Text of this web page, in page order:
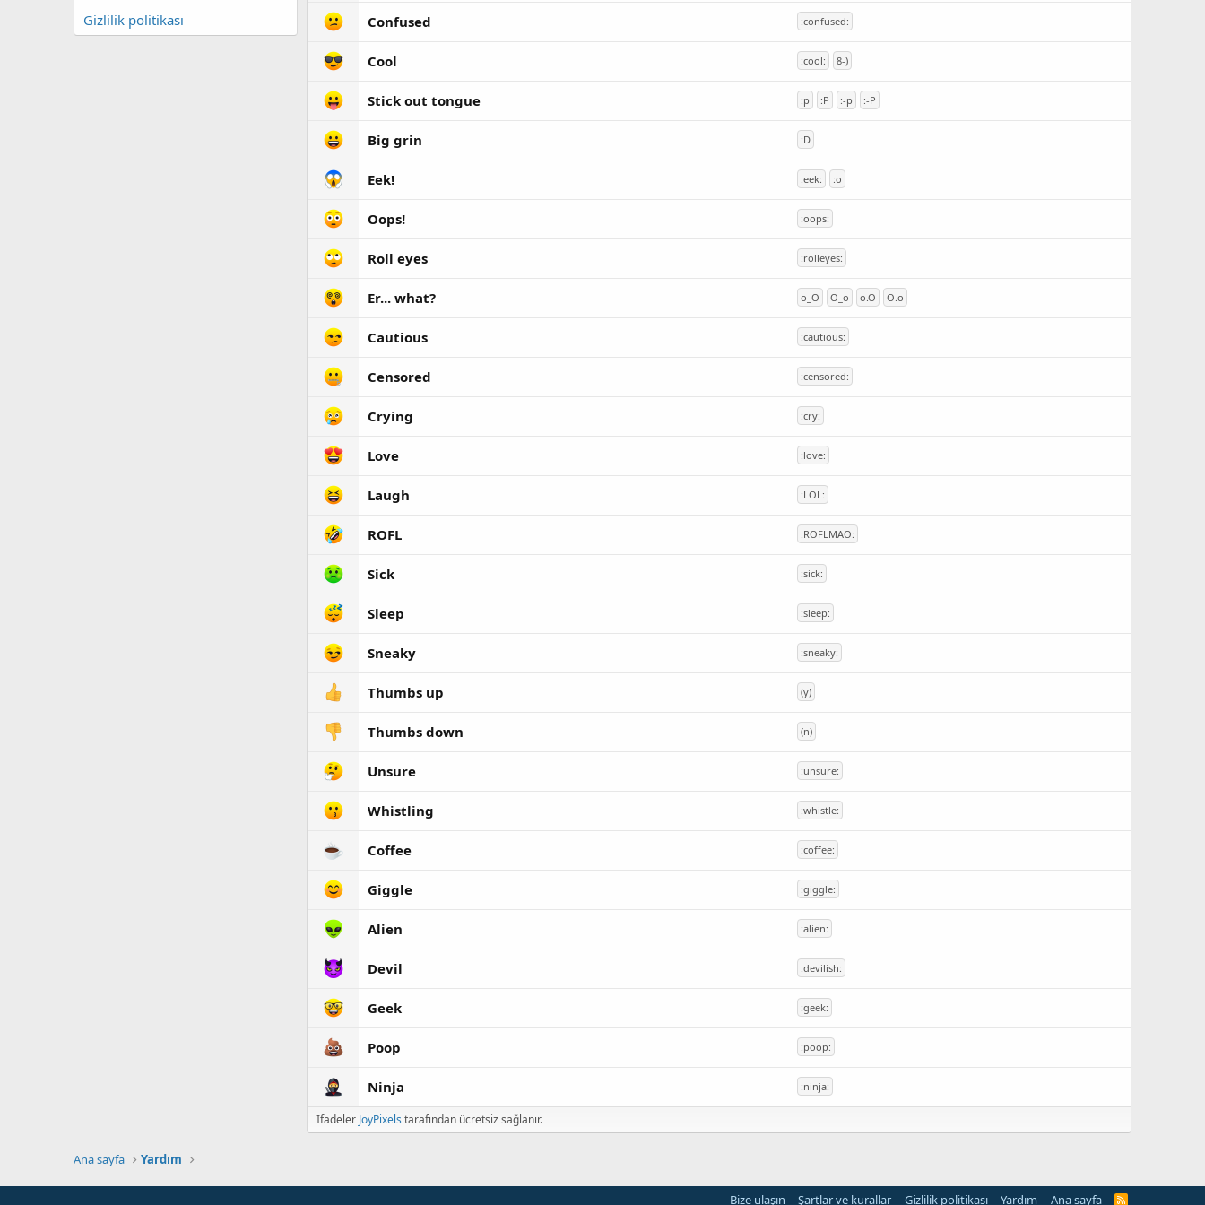
Gizlilik politikası
Confused :confused:
Cool :cool: 8-)
Stick out tongue :p :P :-p :-P
Big grin :D
Eek! :eek: :o
Oops! :oops:
Roll eyes :rolleyes:
Er... what? o_O O_o o.O O.o
Cautious :cautious:
Censored :censored:
Crying :cry:
Love :love:
Laugh :LOL:
ROFL :ROFLMAO:
Sick :sick:
Sleep :sleep:
Sneaky :sneaky:
Thumbs up (y)
Thumbs down (n)
Unsure :unsure:
Whistling :whistle:
Coffee :coffee:
Giggle :giggle:
Alien :alien:
Devil :devilish:
Geek :geek:
Poop :poop:
Ninja :ninja:
İfadeler JoyPixelstarafından ücretsiz sağlanır.
Ana sayfa Yardım
Bize ulaşın Şartlar ve kurallar Gizlilik politikası Yardım Ana sayfa R